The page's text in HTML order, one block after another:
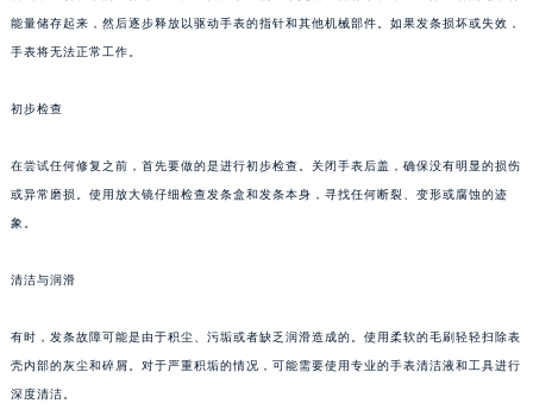
能量储存起来，然后逐步释放以驱动手表的指针和其他机械部件。如果发条损坏或失效，
手表将无法正常工作。
初步检查
在尝试任何修复之前，首先要做的是进行初步检查。关闭手表后盖，确保没有明显的损伤
或异常磨损。使用放大镜仔细检查发条盒和发条本身，寻找任何断裂、变形或腐蚀的迹
象。
清洁与润滑
有时，发条故障可能是由于积尘、污垢或者缺乏润滑造成的。使用柔软的毛刷轻轻扫除表
壳内部的灰尘和碎屑。对于严重积垢的情况，可能需要使用专业的手表清洁液和工具进行
深度清洁。